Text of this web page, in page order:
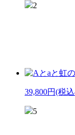
2
39,800円(税
5